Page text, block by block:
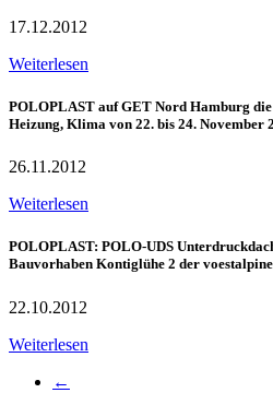
17.12.2012
Weiterlesen
POLOPLAST auf GET Nord Hamburg
Heizung, Klima von 22. bis 24. November
26.11.2012
Weiterlesen
POLOPLAST: POLO-UDS
Bauvorhaben Kontiglühe 2 der
22.10.2012
Weiterlesen
←